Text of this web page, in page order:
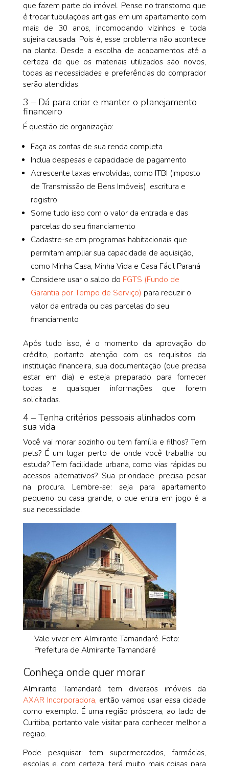
que fazem parte do imóvel. Pense no transtorno que
é trocar tubulações antigas em um apartamento com
mais de 30 anos, incomodando vizinhos e toda
sujeira causada. Pois é, esse problema não acontece
na planta. Desde a escolha de acabamentos até a
certeza de que os materiais utilizados são novos,
todas as necessidades e preferências do comprador
serão atendidas.
3 – Dá para criar e manter o planejamento
financeiro
É questão de organização:
Faça as contas de sua renda completa
Inclua despesas e capacidade de pagamento
Acrescente taxas envolvidas, como ITBI (Imposto
de Transmissão de Bens Imóveis), escritura e
registro
Some tudo isso com o valor da entrada e das
parcelas do seu financiamento
Cadastre-se em programas habitacionais que
permitam ampliar sua capacidade de aquisição,
como Minha Casa, Minha Vida e Casa Fácil Paraná
Considere usar o saldo do FGTS (Fundo de
Garantia por Tempo de Serviço) para reduzir o
valor da entrada ou das parcelas do seu
financiamento
Após tudo isso, é o momento da aprovação do
crédito, portanto atenção com os requisitos da
instituição financeira, sua documentação (que precisa
estar em dia) e esteja preparado para fornecer
todas e quaisquer informações que forem
solicitadas.
4 – Tenha critérios pessoais alinhados com
sua vida
Você vai morar sozinho ou tem família e filhos? Tem
pets? É um lugar perto de onde você trabalha ou
estuda? Tem facilidade urbana, como vias rápidas ou
acessos alternativos? Sua prioridade precisa pesar
na procura. Lembre-se: seja para apartamento
pequeno ou casa grande, o que entra em jogo é a
sua necessidade.
Vale viver em Almirante Tamandaré. Foto:
Prefeitura de Almirante Tamandaré
Conheça onde quer morar
Almirante Tamandaré tem diversos imóveis da
AXAR Incorporadora, então vamos usar essa cidade
como exemplo. É uma região próspera, ao lado de
Curitiba, portanto vale visitar para conhecer melhor a
região.
Pode pesquisar: tem supermercados, farmácias,
escolas e, com certeza, terá muito mais coisas para